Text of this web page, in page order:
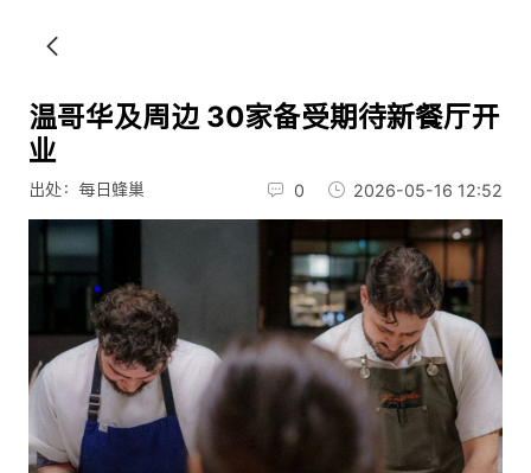
温哥华及周边 30家备受期待新餐厅开
业
出处：每日蜂巢 0 2026-05-16 12:52